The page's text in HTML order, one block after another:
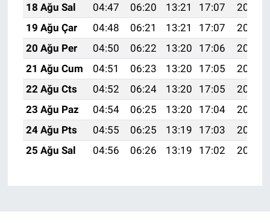
18 Ağu Sal
04:47 06:20 13:21 17:07
20:12
19 Ağu Çar
04:48 06:21 13:21 17:07
20:11
20 Ağu Per
04:50 06:22 13:20 17:06
20:09
21 Ağu Cum
04:51 06:23 13:20 17:05
20:08
22 Ağu Cts
04:52 06:24 13:20 17:05
20:06
23 Ağu Paz
04:54 06:25 13:20 17:04
20:05
24 Ağu Pts
04:55 06:25 13:19 17:03
20:04
25 Ağu Sal
04:56 06:26 13:19 17:02 20:02